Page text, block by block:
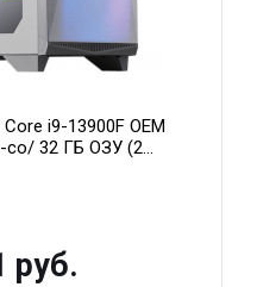
i9-13900F OEM
co/ 32 ГБ ОЗУ (2
OC 16GB GDDR7
руб.